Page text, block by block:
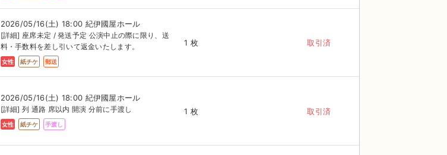
2026/05/16(土) 18:00 紀伊國屋ホール
[詳細] 座席未定 / 発送予定 公演中止の際に限り、送
料・手数料を差し引いて返金いたします。
女性 紙チケ 郵送
1 枚 取引済
2026/05/16(土) 18:00 紀伊國屋ホール
[詳細] 列 通路 席以内 開演 分前に手渡し
女性 紙チケ 手渡し
1 枚 取引済